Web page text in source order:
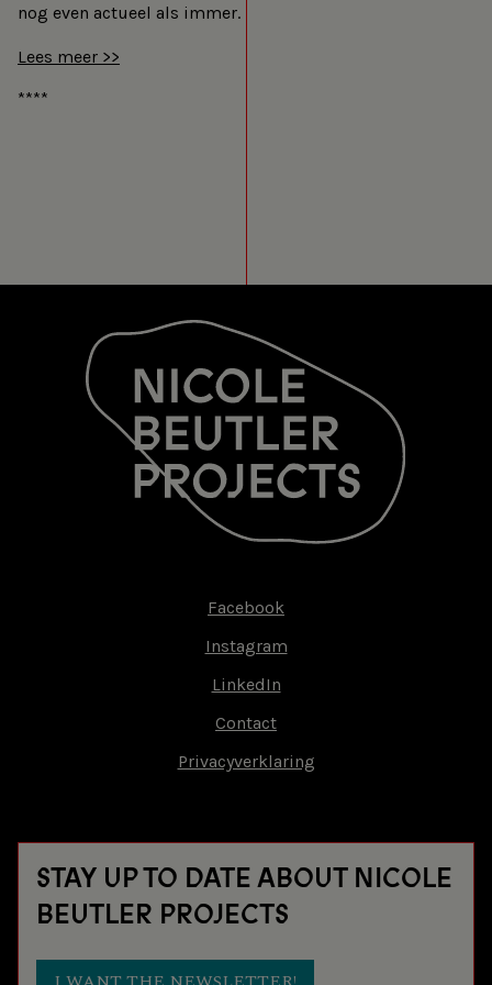
nog even actueel als immer.
Lees meer >>
****
Facebook
Instagram
LinkedIn
Contact
Privacyverklaring
STAY UP TO DATE ABOUT NICOLE
BEUTLER PROJECTS